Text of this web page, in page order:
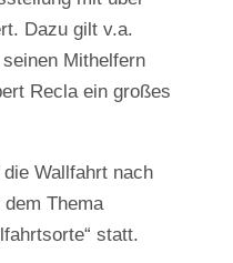
Dazu gilt v.a.
Mithelfern
Recla ein großes
Wallfahrt nach
Thema
statt.